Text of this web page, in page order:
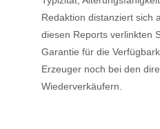
Redaktion distanziert sich
diesen Reports verlinkten
Garantie für die
Erzeuger noch bei den
Wiederverkäufern.